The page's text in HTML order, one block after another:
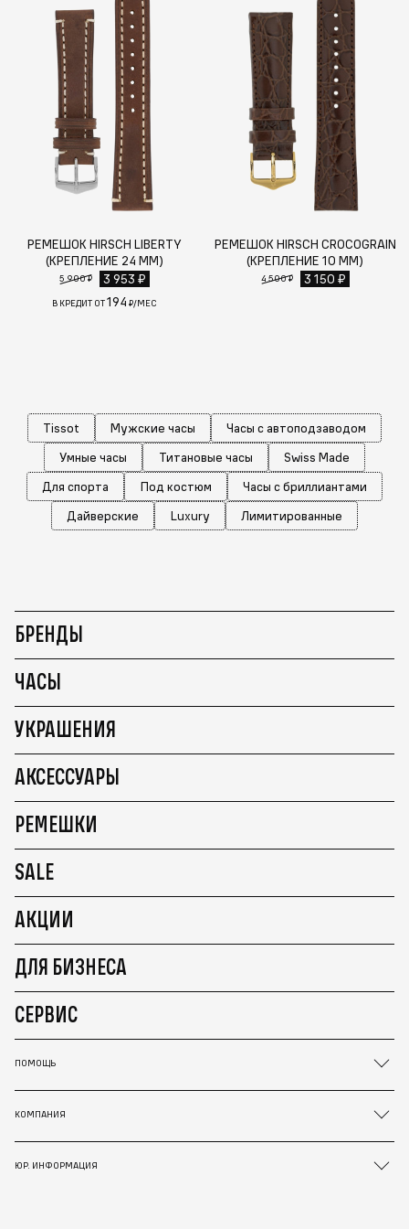
РЕМЕШОК HIRSCH LIBERTY
(КРЕПЛЕНИЕ 24 ММ)
5 900 ₽ 3 953 ₽
В КРЕДИТ ОТ194 ₽/МЕС
РЕМЕШОК HIRSCH CROCOGRAIN
(КРЕПЛЕНИЕ 10 ММ)
4 500 ₽ 3 150 ₽
Tissot Мужские часы
Часы с автоподзаводом
Умные часы
Титановые часы
Swiss Made
Для спорта
Под костюм
Часы с бриллиантами
Дайверские
Luxury Лимитированные
БРЕНДЫ
ЧАСЫ
УКРАШЕНИЯ
АКСЕССУАРЫ
РЕМЕШКИ
SALE
АКЦИИ
ДЛЯ БИЗНЕСА
СЕРВИС
ПОМОЩЬ
КОМПАНИЯ
ЮР. ИНФОРМАЦИЯ